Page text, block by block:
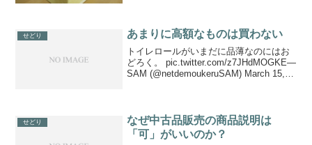
せどり あまりに高額なものは買わない
トイレロールがいまだに品薄なのにはお
どろく。 pic.twitter.com/z7JHdMOGKE—
SAM (@netdemoukeruSAM) March 15,
せどり
なぜ中古品販売の商品説明は
「可」がいいのか？